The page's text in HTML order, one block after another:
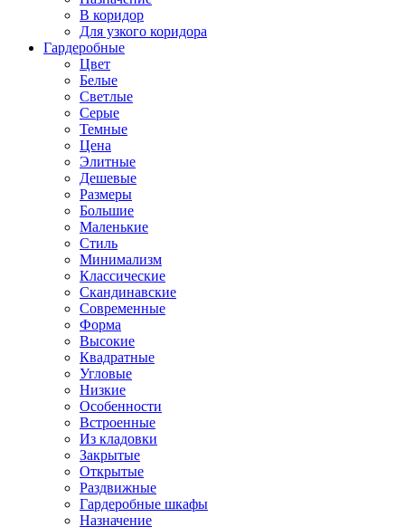
В коридор
Для узкого коридора
Гардеробные
Цвет
Белые
Светлые
Серые
Темные
Цена
Элитные
Дешевые
Размеры
Большие
Маленькие
Стиль
Минимализм
Классические
Скандинавские
Современные
Форма
Высокие
Квадратные
Угловые
Низкие
Особенности
Встроенные
Из кладовки
Закрытые
Открытые
Раздвижные
Гардеробные шкафы
Назначение